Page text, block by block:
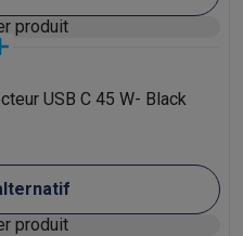
Supprimer produit
USB C 45 W- Black
Supprimer produit